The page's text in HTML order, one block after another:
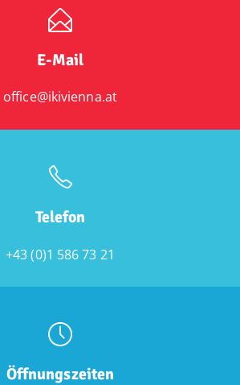
E-Mail
office@ikivienna.at
Telefon
+43 (0)1 586 73 21
Öffnungszeiten